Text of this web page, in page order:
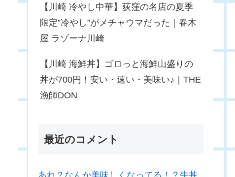
【川崎 冷やし中華】荻窪の名店の夏季
限定”冷やし”がメチャウマだった｜春木
屋 ラゾーナ川崎
【川崎 海鮮丼】ゴロっと海鮮山盛りの
丼が700円！安い・速い・美味い♪｜THE
漁師DON
最近のコメント
あれ？なんか美味しくなってる！？牛丼